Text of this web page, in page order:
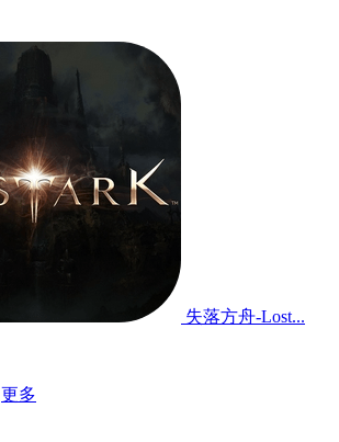
失落方舟-Lost...
更多